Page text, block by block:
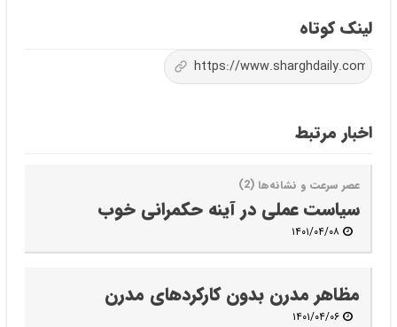
لینک کوتاه
اخبار مرتبط
عصر سرعت و نشانه‌ها (2)
سیاست عملی در آینه حکمرانی خوب
۱۴۰۱/۰۴/۰۸
مظاهر مدرن بدون کارکردهای مدرن
۱۴۰۱/۰۴/۰۶